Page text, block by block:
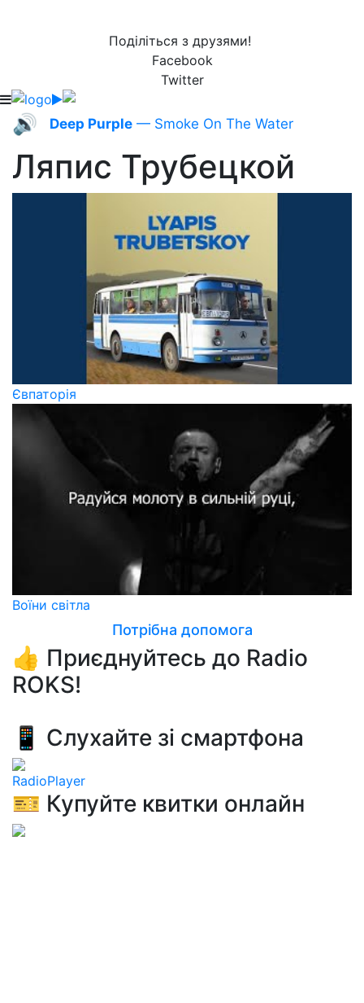
Поділіться з друзями!
Facebook
Twitter
🔊 Deep Purple — Smoke On The Water
Ляпис Трубецкой
Євпаторія
Воїни світла
Потрібна допомога
👍 Приєднуйтесь до Radio
ROKS!
📱 Слухайте зі смартфона
RadioPlayer
🎫 Купуйте квитки онлайн